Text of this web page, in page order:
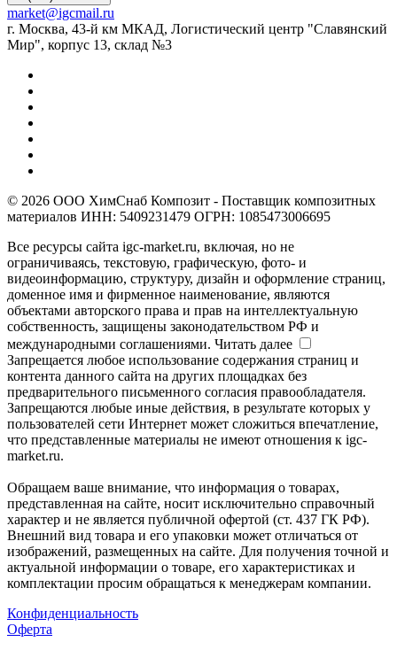
market@igcmail.ru
г. Москва, 43-й км МКАД, Логистический центр "Славянский
Мир", корпус 13, склад №3
© 2026 ООО ХимСнаб Композит - Поставщик композитных
материалов ИНН: 5409231479 ОГРН: 1085473006695
Все ресурсы сайта igc-market.ru, включая, но не
ограничиваясь, текстовую, графическую, фото- и
видеоинформацию, структуру, дизайн и оформление страниц,
доменное имя и фирменное наименование, являются
объектами авторского права и прав на интеллектуальную
собственность, защищены законодательством РФ и
международными соглашениями. Читать далее
Запрещается любое использование содержания страниц и
контента данного сайта на других площадках без
предварительного письменного согласия правообладателя.
Запрещаются любые иные действия, в результате которых у
пользователей сети Интернет может сложиться впечатление,
что представленные материалы не имеют отношения к igc-
market.ru.
Обращаем ваше внимание, что информация о товарах,
представленная на сайте, носит исключительно справочный
характер и не является публичной офертой (ст. 437 ГК РФ).
Внешний вид товара и его упаковки может отличаться от
изображений, размещенных на сайте. Для получения точной и
актуальной информации о товаре, его характеристиках и
комплектации просим обращаться к менеджерам компании.
Конфиденциальность
Оферта